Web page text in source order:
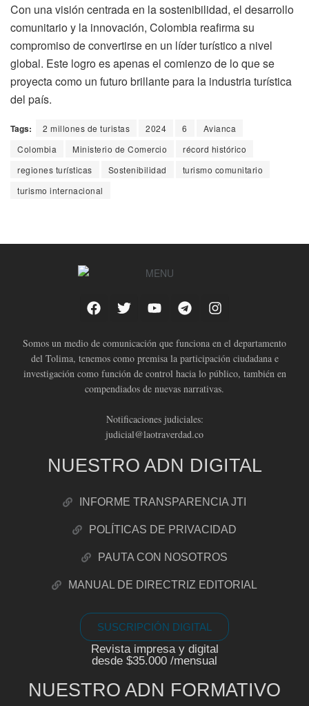
Con una visión centrada en la sostenibilidad, el desarrollo
comunitario y la innovación, Colombia reafirma su
compromiso de convertirse en un líder turístico a nivel
global. Este logro es apenas el comienzo de lo que se
proyecta como un futuro brillante para la industria turística
del país.
Tags: 2 millones de turistas 2024 6
Avianca
Colombia
Ministerio de Comercio
récord histórico
regiones turísticas
Sostenibilidad
turismo comunitario
turismo internacional
Somos un medio de comunicación que funciona en el departamento
del Tolima, tenemos como premisa la participación ciudadana e
investigación como función de control hacia lo público, también en
compendiados de nuevas narrativas.
Notificaciones judiciales:
judicial@laotraverdad.co
NUESTRO ADN DIGITAL
INFORME TRANSPARENCIA JTI
POLÍTICAS DE PRIVACIDAD
PAUTA CON NOSOTROS
MANUAL DE DIRECTRIZ EDITORIAL
SUSCRIPCIÓN DIGITAL
Revista impresa y digital
desde $35.000 /mensual
NUESTRO ADN FORMATIVO